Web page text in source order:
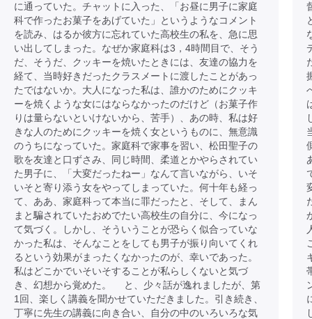
に通っていた。チャットに入った、「お昼に男子に家庭
科で作ったお菓子をあげていた」というようなコメント
を読み、はるか彼方に忘れていた高校生の私を、急に思
い出してしまった。なぜか家庭科は3，4時間目で、そう
だ、そうだ、クッキーを焼いたときには、友達の協力を
経て、当時好きだったクラスメートに渡したことがあっ
たではないか。大人になった私は、誰かのためにクッキ
ーを焼くような女にはならなかったのだけど（お菓子作
りは量らないといけないから、苦手）、あの時、私は好
きな人のためにクッキーを焼く女というものに、無意識
のうちになっていた。家庭科で家事を習い、松田聖子の
歌を友達と口ずさみ、同じ時間、柔道とかやらされてい
た男子に、「大変だったねー」なんて言いながら、いそ
いそと寄り添う女をやってしまっていた。何十年も経っ
て、ああ、家庭科って本当に罪だったと、そして、まん
まと騙されていたおめでたい高校生の自分に、今になっ
て気づく。しかし、そういうことが恐らく似合っていな
かった私は、そんなことをしても男子が振り向いてくれ
るという効果がまったくなかったのが、幸いであった。
私はどこかでいそいそすることが私らしくないと気づ
き、幻想から覚めた。 と、少々話が逸れましたが、第
1回、楽しく講義を聞かせていただきました。引き続き、
丁寧に先生の講義に向き合い、自分の中のいろいろな気